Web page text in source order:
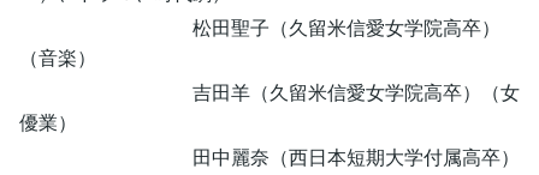
松田聖子（久留米信愛女学院高卒）
（音楽）
吉田羊（久留米信愛女学院高卒）（女
優業）
田中麗奈（西日本短期大学付属高卒）